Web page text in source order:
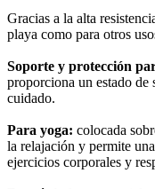
Gracias a la alta
playa como para otros
Soporte y protección
proporciona un estado de
cuidado.
Para yoga: colocada
la relajación y permite
ejercicios corporales y